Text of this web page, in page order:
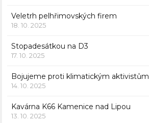
Veletrh pelhřimovských firem
18. 10. 2025
Stopadesátkou na D3
17. 10. 2025
Bojujeme proti klimatickým aktivistům
14. 10. 2025
Kavárna K66 Kamenice nad Lipou
13. 10. 2025